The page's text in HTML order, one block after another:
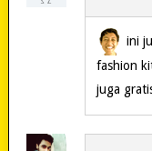
ini
fashion
juga